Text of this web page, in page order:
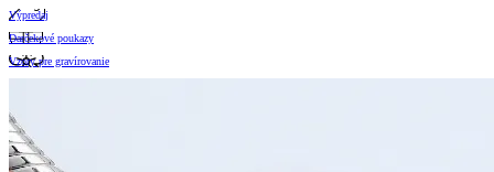
Výpredaj
Darčekové poukazy
Vzory pre gravírovanie